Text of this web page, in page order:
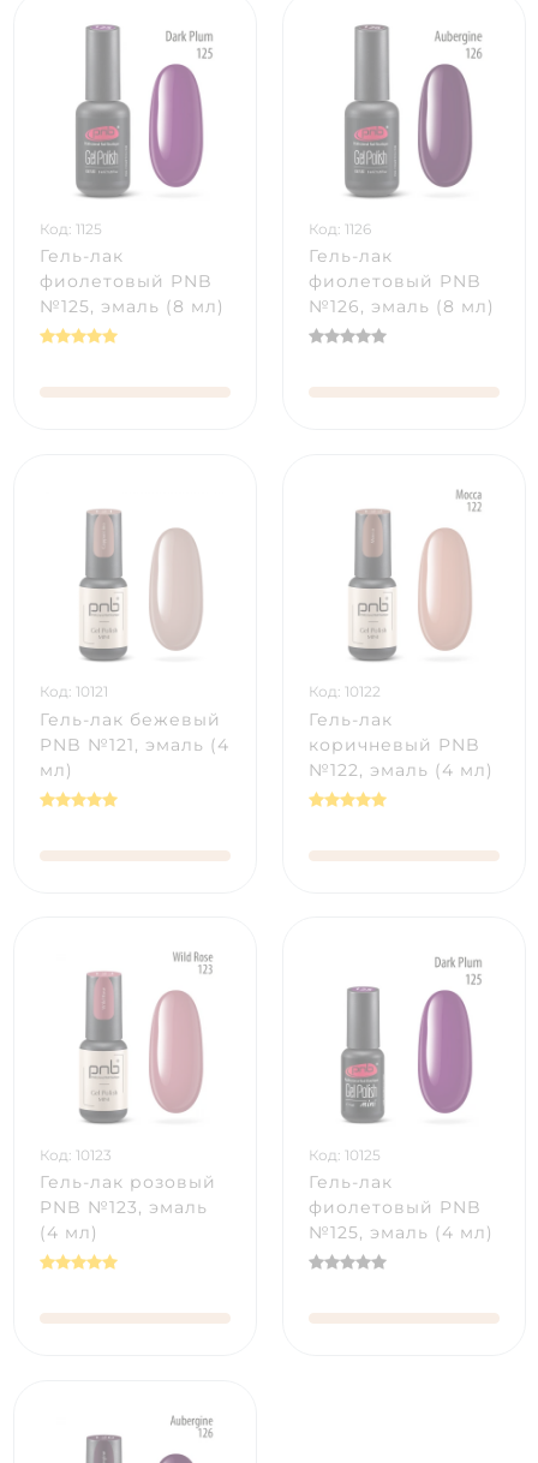
Код: 1125
Гель-лак
фиолетовый PNB
№125, эмаль (8 мл)
Код: 1126
Гель-лак
фиолетовый PNB
№126, эмаль (8 мл)
Код: 10121
Гель-лак бежевый
PNB №121, эмаль (4
мл)
Код: 10122
Гель-лак
коричневый PNB
№122, эмаль (4 мл)
Код: 10123
Гель-лак розовый
PNB №123, эмаль
(4 мл)
Код: 10125
Гель-лак
фиолетовый PNB
№125, эмаль (4 мл)